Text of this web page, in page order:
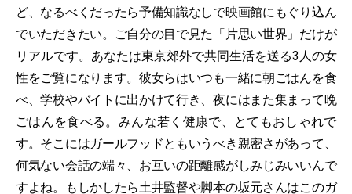
ど、なるべくだったら予備知識なしで映画館にもぐり込ん
でいただきたい。ご自分の目で見た「片思い世界」だけが
リアルです。あなたは東京郊外で共同生活を送る3人の女
性をご覧になります。彼女らはいつも一緒に朝ごはんを食
べ、学校やバイトに出かけて行き、夜にはまた集まって晩
ごはんを食べる。みんな若く健康で、とてもおしゃれで
す。そこにはガールフッドともいうべき親密さがあって、
何気ない会話の端々、お互いの距離感がしみじみいいんで
すよね。もしかしたら土井監督や脚本の坂元さんはこのガ